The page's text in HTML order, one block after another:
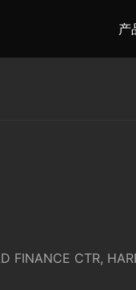
产
FINANCE CTR,